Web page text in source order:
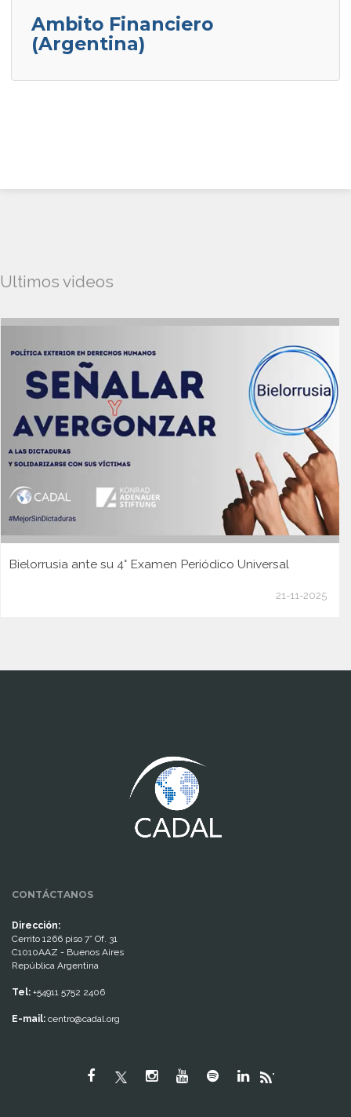
Ambito Financiero
(Argentina)
Ultimos videos
Bielorrusia ante su 4° Examen Periódico Universal
21-11-2025
CONTÁCTANOS
Dirección:
Cerrito 1266 piso 7° Of. 31
C1010AAZ - Buenos Aires
República Argentina
Tel: +54911 5752 2406
E-mail: centro@cadal.org
"